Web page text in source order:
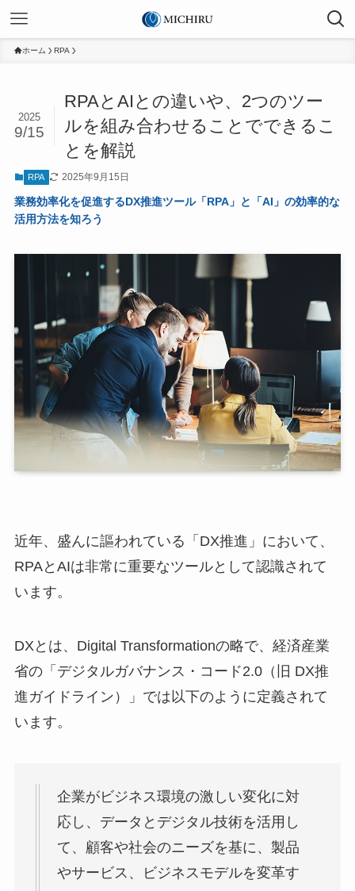
ホーム RPA
RPAとAIとの違いや、2つのツー
ルを組み合わせることでできるこ
とを解説
2025
9/15
RPA 2025年9月15日
業務効率化を促進するDX推進ツール「RPA」と「AI」の効率的な
活用方法を知ろう
近年、盛んに謳われている「DX推進」において、
RPAとAIは非常に重要なツールとして認識されて
います。
DXとは、Digital Transformationの略で、経済産業
省の「デジタルガバナンス・コード2.0（旧 DX推
進ガイドライン）」では以下のように定義されて
います。
企業がビジネス環境の激しい変化に対
応し、データとデジタル技術を活用し
て、顧客や社会のニーズを基に、製品
やサービス、ビジネスモデルを変革す